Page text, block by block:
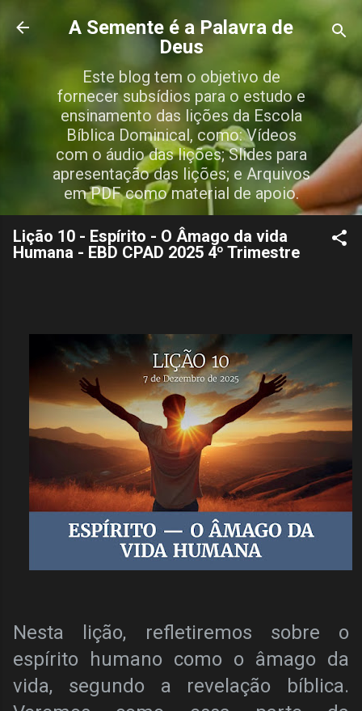
Pular para o conteúdo principal
A Semente é a Palavra de
Deus
Este blog tem o objetivo de
fornecer subsídios para o estudo e
ensinamento das lições da Escola
Bíblica Dominical, como: Vídeos
com o áudio das lições; Slides para
apresentação das lições; e Arquivos
em PDF como material de apoio.
Lição 10 - Espírito - O Âmago da vida
Humana - EBD CPAD 2025 4º Trimestre
Nesta lição, refletiremos sobre o
espírito humano como o âmago da
vida, segundo a revelação bíblica.